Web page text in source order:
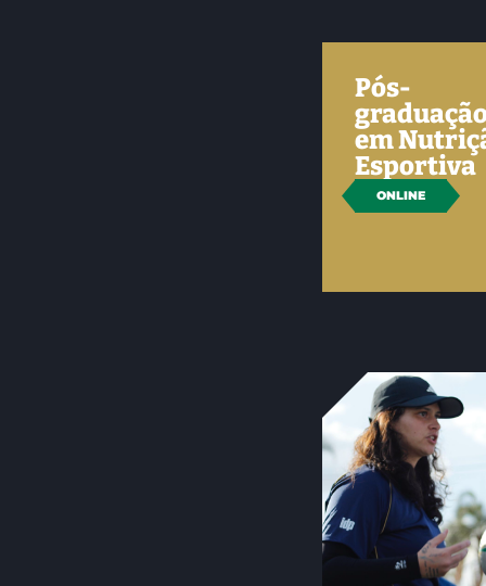
Pós-
em
Esportiva
ONLINE